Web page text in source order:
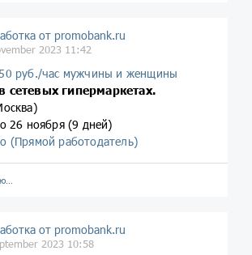
от promobank.ru
2023 11:42
руб./час мужчины и женщины
сетевых гипермаркетах.
26 ноября (9 дней)
(Прямой работодатель)
от promobank.ru
2023 10:58